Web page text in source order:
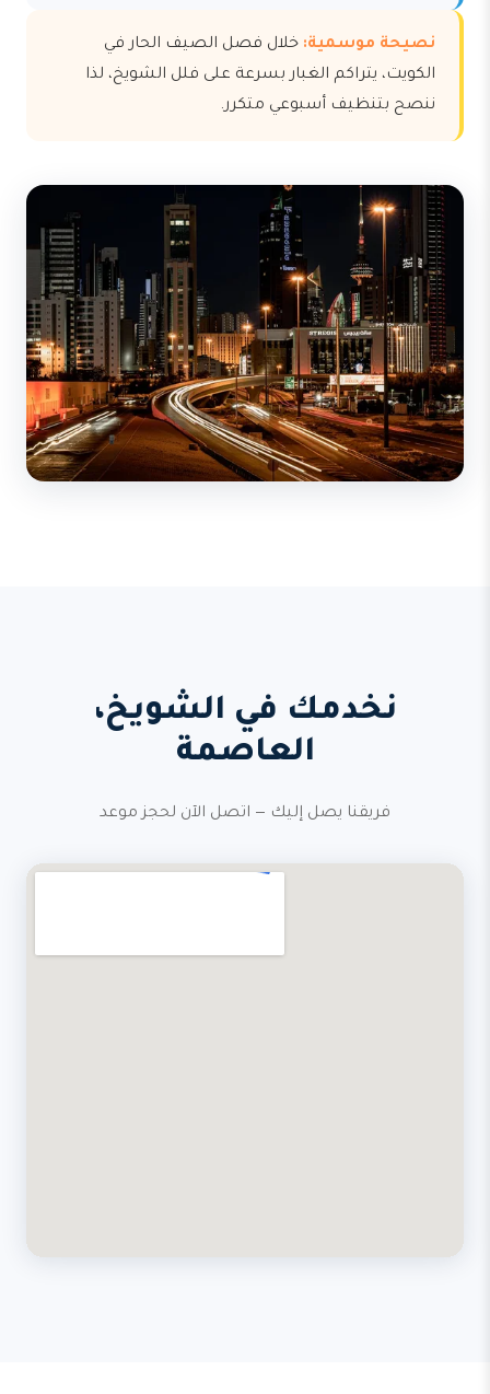
نصيحة موسمية: خلال فصل الصيف الحار في
الكويت، يتراكم الغبار بسرعة على فلل الشويخ، لذا
ننصح بتنظيف أسبوعي متكرر.
نخدمك في الشويخ،
العاصمة
فريقنا يصل إليك — اتصل الآن لحجز موعد